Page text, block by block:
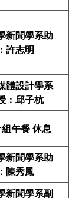
新聞學系助
許志明
體設計學系
：邱子杭
午餐 休息
新聞學系助
陳秀鳳
新聞學系副